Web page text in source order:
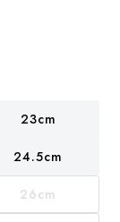
23cm
24.5cm
26cm